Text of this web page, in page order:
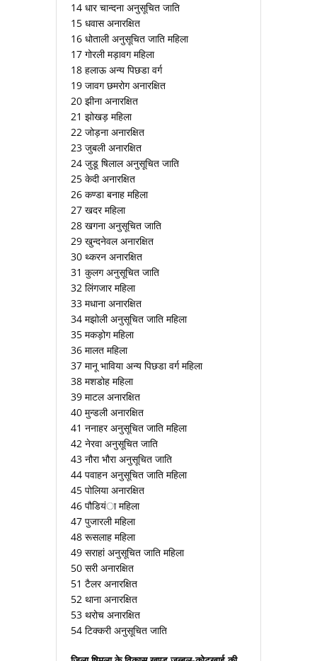
14 धार चान्दना अनुसूचित जाति
15 धवास अनारक्षित
16 धोताली अनुसूचित जाति महिला
17 गोरली मड़ावग महिला
18 हलाऊ अन्य पिछडा वर्ग
19 जावग छमरोग अनारक्षित
20 झीना अनारक्षित
21 झोखड़ महिला
22 जोड़ना अनारक्षित
23 जुबली अनारक्षित
24 जुडू षिलाल अनुसूचित जाति
25 केदी अनारक्षित
26 कण्डा बनाह महिला
27 खदर महिला
28 खगना अनुसूचित जाति
29 खुन्दनेवल अनारक्षित
30 थ्करन अनारक्षित
31 कुलग अनुसूचित जाति
32 लिंगजार महिला
33 मधाना अनारक्षित
34 मझोली अनुसूचित जाति महिला
35 मकड़ोग महिला
36 मालत महिला
37 मानू भाविया अन्य पिछडा वर्ग महिला
38 मशडोह महिला
39 माटल अनारक्षित
40 मुन्डली अनारक्षित
41 ननाहर अनुसूचित जाति महिला
42 नेरवा अनुसूचित जाति
43 नौरा भौरा अनुसूचित जाति
44 पवाहन अनुसूचित जाति महिला
45 पोलिया अनारक्षित
46 पौडियंा महिला
47 पुजारली महिला
48 रूसलाह महिला
49 सराहां अनुसूचित जाति महिला
50 सरी अनारक्षित
51 टैलर अनारक्षित
52 थाना अनारक्षित
53 थरोच अनारक्षित
54 टिक्करी अनुसूचित जाति